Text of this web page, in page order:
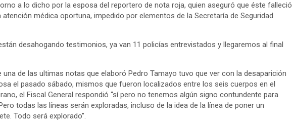
a lo dicho por la esposa del reportero de nota roja, quien aseguró que éste falleció
médica oportuna, impedido por elementos de la Secretaría de Seguridad
desahogando testimonios, ya van 11 policías entrevistados y llegaremos al final
de las ultimas notas que elaboró Pedro Tamayo tuvo que ver con la desaparición
el pasado sábado, mismos que fueron localizados entre los seis cuerpos en el
el Fiscal General respondió “sí pero no tenemos algún signo contundente para
todas las líneas serán exploradas, incluso de la idea de la línea de poner un
Todo será explorado”.